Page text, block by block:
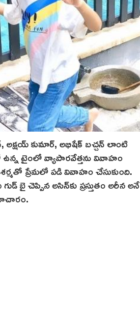
కుమార్, అభిషేక్ బచ్చన్ లాంటి
ఉన్న టైంలో వ్యాపారవేత్తను వివాహం
ప్రేమలో పడి వివాహం చేసుకుంది.
బై చెప్పిన అసిన్‌కు ప్రస్తుతం అరీన అనే